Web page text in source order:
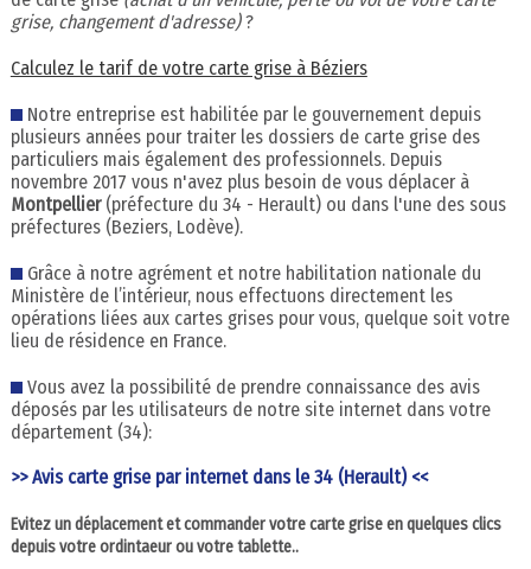
grise, changement d'adresse)?
Calculez le tarif de votre carte grise à Béziers
Notre entreprise est habilitée par le gouvernement depuis
plusieurs années pour traiter les dossiers de carte grise des
particuliers mais également des professionnels. Depuis
novembre 2017 vous n'avez plus besoin de vous déplacer à
Montpellier(préfecture du 34 - Herault) ou dans l'une des sous
préfectures (Beziers, Lodève).
Grâce à notre agrément et notre habilitation nationale du
Ministère de l’intérieur, nous effectuons directement les
opérations liées aux cartes grises pour vous, quelque soit votre
lieu de résidence en France.
Vous avez la possibilité de prendre connaissance des avis
déposés par les utilisateurs de notre site internet dans votre
département (34):
>> Avis carte grise par internet dans le 34 (Herault) <<
Evitez un déplacement et commander votre carte grise en quelques clics
depuis votre ordintaeur ou votre tablette..